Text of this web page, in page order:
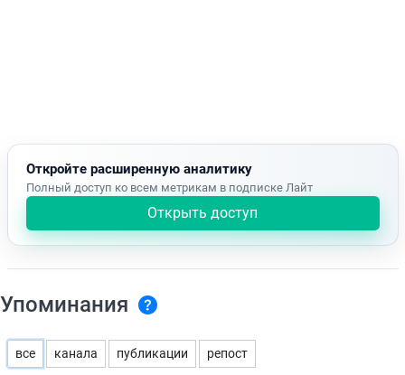
Откройте расширенную аналитику
Полный доступ ко всем метрикам в подписке Лайт
Открыть доступ
Упоминания
все канала публикации репост